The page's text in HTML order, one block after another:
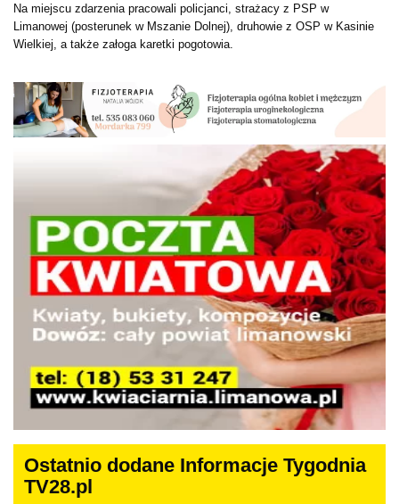
Na miejscu zdarzenia pracowali policjanci, strażacy z PSP w
Limanowej (posterunek w Mszanie Dolnej), druhowie z OSP w Kasinie
Wielkiej, a także załoga karetki pogotowia.
Ostatnio dodane Informacje Tygodnia
TV28.pl